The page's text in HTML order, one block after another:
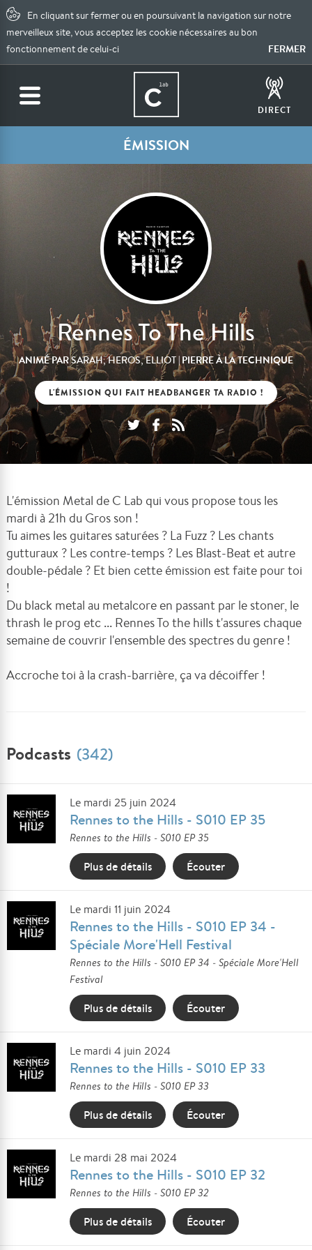
En cliquant sur fermer ou en poursuivant la navigation sur notre
merveilleux site, vous acceptez les cookie nécessaires au bon
fonctionnement de celui-ci
FERMER
DIRECT
ÉMISSION
Rennes To The Hills
ANIMÉ PARSARAH, HEROS, ELLIOT| PIERRE À LA TECHNIQUE
L'ÉMISSION QUI FAIT HEADBANGER TA RADIO !
L'émission Metal de C Lab qui vous propose tous les
mardi à 21h du Gros son !
Tu aimes les guitares saturées ? La Fuzz ? Les chants
gutturaux ? Les contre-temps ? Les Blast-Beat et autre
double-pédale ? Et bien cette émission est faite pour toi
!
Du black metal au metalcore en passant par le stoner, le
thrash le prog etc ... Rennes To the hills t'assures chaque
semaine de couvrir l'ensemble des spectres du genre !
Accroche toi à la crash-barrière, ça va décoiffer !
Podcasts (342)
Le mardi 25 juin 2024
Rennes to the Hills - S010 EP 35
Rennes to the Hills - S010 EP 35
Plus de détails Écouter
Le mardi 11 juin 2024
Rennes to the Hills - S010 EP 34 -
Spéciale More'Hell Festival
Rennes to the Hills - S010 EP 34 - Spéciale More'Hell
Festival
Plus de détails Écouter
Le mardi 4 juin 2024
Rennes to the Hills - S010 EP 33
Rennes to the Hills - S010 EP 33
Plus de détails Écouter
Le mardi 28 mai 2024
Rennes to the Hills - S010 EP 32
Rennes to the Hills - S010 EP 32
Plus de détails Écouter